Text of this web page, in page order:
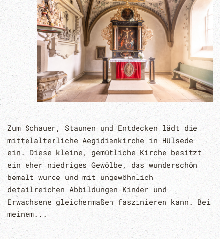
Zum Schauen, Staunen und Entdecken lädt die
mittelalterliche Aegidienkirche in Hülsede
ein. Diese kleine, gemütliche Kirche besitzt
ein eher niedriges Gewölbe, das wunderschön
bemalt wurde und mit ungewöhnlich
detailreichen Abbildungen Kinder und
Erwachsene gleichermaßen faszinieren kann. Bei
meinem...